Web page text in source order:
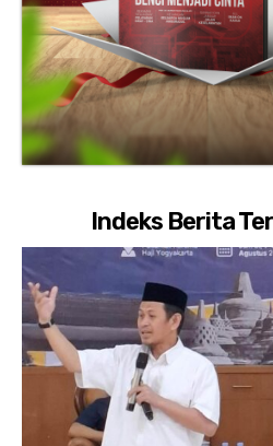
Indeks Berita